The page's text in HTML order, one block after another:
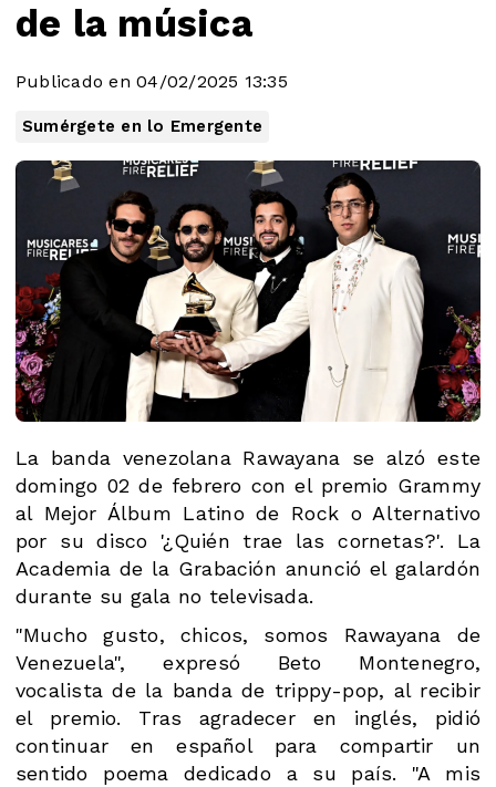
de la música
Publicado en 04/02/2025 13:35
Sumérgete en lo Emergente
La banda venezolana Rawayana se alzó este
domingo 02 de febrero con el premio Grammy
al Mejor Álbum Latino de Rock o Alternativo
por su disco '¿Quién trae las cornetas?'. La
Academia de la Grabación anunció el galardón
durante su gala no televisada.
"Mucho gusto, chicos, somos Rawayana de
Venezuela", expresó Beto Montenegro,
vocalista de la banda de trippy-pop, al recibir
el premio. Tras agradecer en inglés, pidió
continuar en español para compartir un
sentido poema dedicado a su país. "A mis